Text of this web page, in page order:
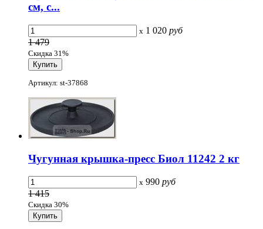
см, с...
x 1 020 руб
1 479
Скидка 31%
Артикул: st-37868
Чугунная крышка-пресс Биол 11242 2 кг
x 990 руб
1 415
Скидка 30%